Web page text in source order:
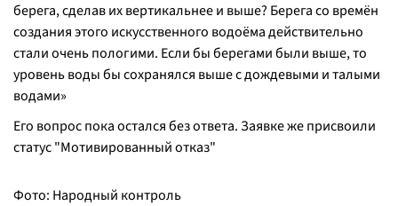
берега, сделав их вертикальнее и выше? Берега со времён
создания этого искусственного водоёма действительно
стали очень пологими. Если бы берегами были выше, то
уровень воды бы сохранялся выше с дождевыми и талыми
водами»
Его вопрос пока остался без ответа. Заявке же присвоили
статус "Мотивированный отказ"
Фото: Народный контроль